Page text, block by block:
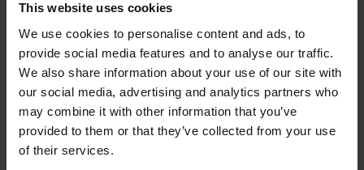
This website uses cookies
We use cookies to personalise content and ads, to
provide social media features and to analyse our traffic.
We also share information about your use of our site with
our social media, advertising and analytics partners who
may combine it with other information that you’ve
provided to them or that they’ve collected from your use
of their services.
Specificatie
Maatgids
Wasvoorschriften